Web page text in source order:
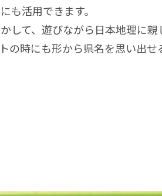
も活用できます。
して、遊びながら日本地理に親
の時にも形から県名を思い出せ